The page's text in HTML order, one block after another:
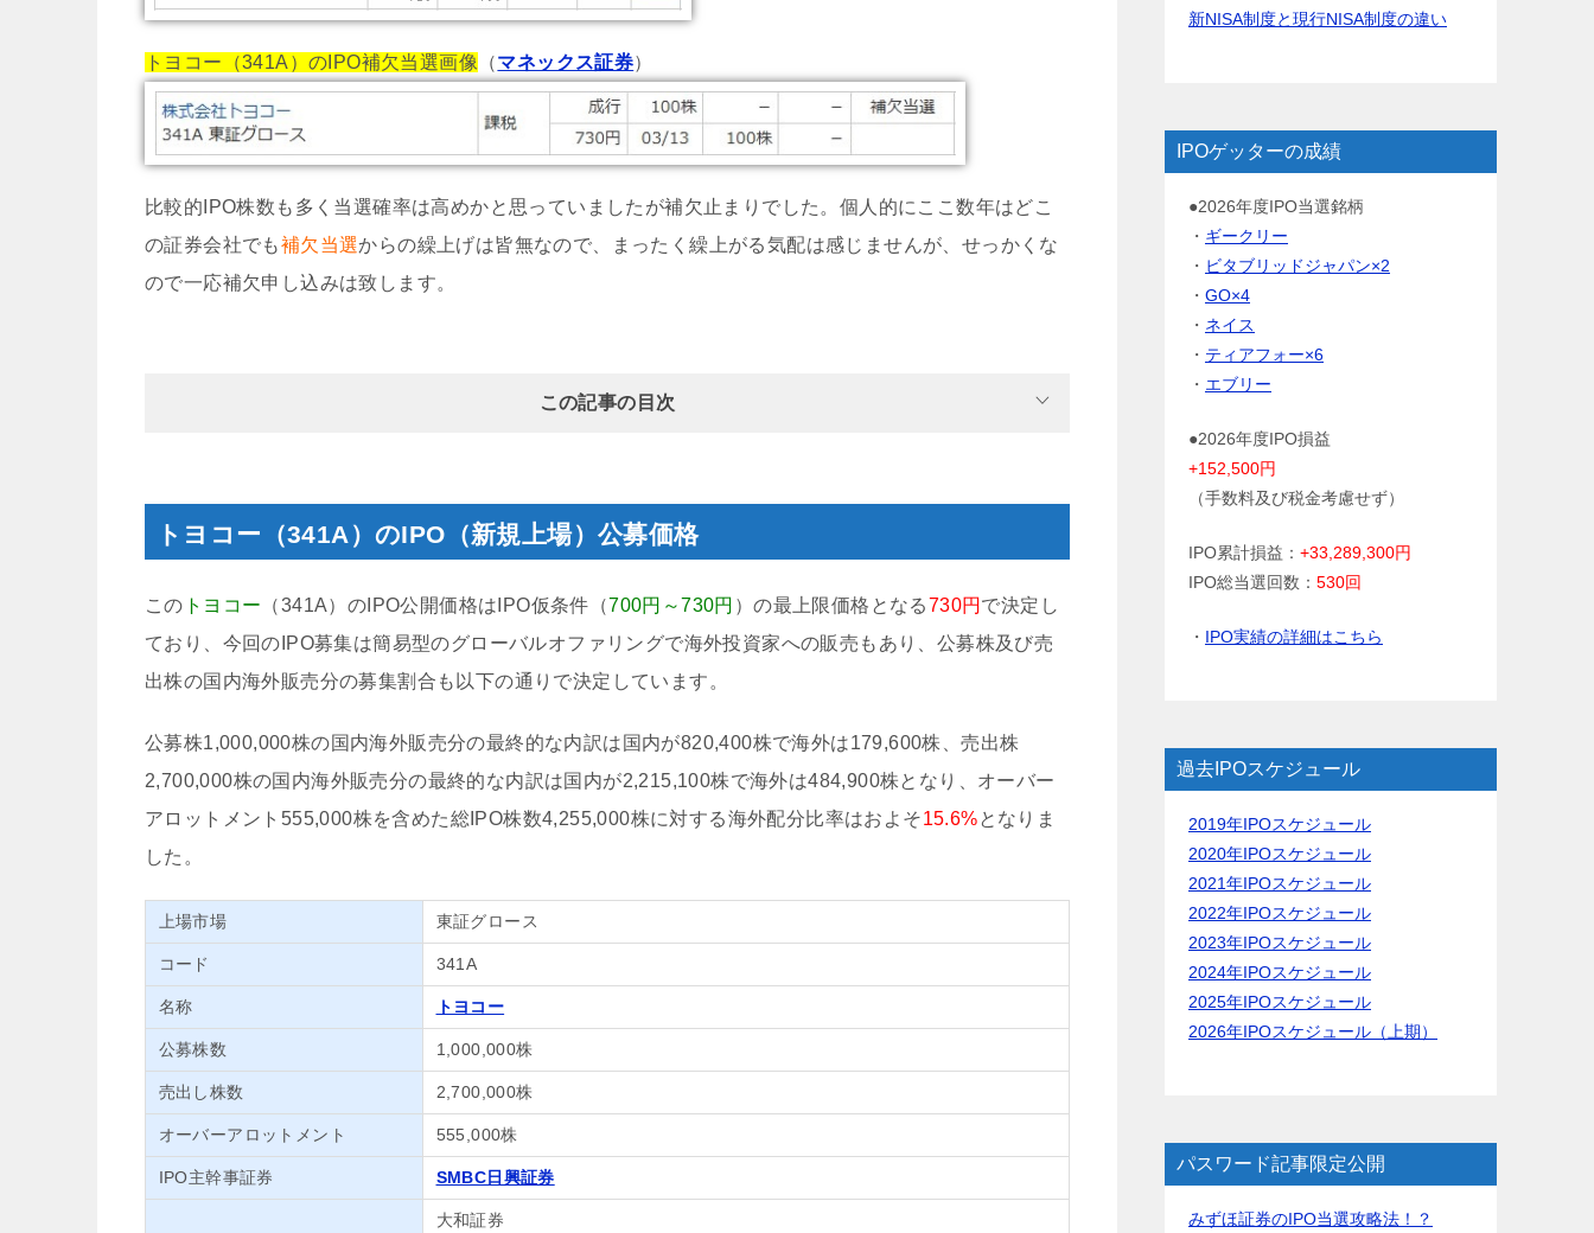
トヨコー（341A）のIPO補欠当選画像 （マネックス証券）
比較的IPO株数も多く当選確率は高めかと思っていましたが補欠止まりでした。個人的にここ数年はどこ
の証券会社でも補欠当選からの繰上げは皆無なので、まったく繰上がる気配は感じませんが、せっかくな
ので一応補欠申し込みは致します。
この記事の目次
トヨコー（341A）のIPO（新規上場）公募価格
この トヨコー （341A）のIPO公開価格はIPO仮条件（700円～730円 ）の最上限価格となる730円 で決定し
ており、今回のIPO募集は簡易型のグローバルオファリングで海外投資家への販売もあり、公募株及び売
出株の国内海外販売分の募集割合も以下の通りで決定しています。
公募株1,000,000株の国内海外販売分の最終的な内訳は国内が820,400株で海外は179,600株、売出株
2,700,000株の国内海外販売分の最終的な内訳は国内が2,215,100株で海外は484,900株となり、オーバー
アロットメント555,000株を含めた総IPO株数4,255,000株に対する海外配分比率はおよそ15.6%となりま
した。
上場市場 東証グロース
コード 341A
名称 トヨコー
公募株数 1,000,000株
売出し株数 2,700,000株
オーバーアロットメント 555,000株
IPO主幹事証券 SMBC日興証券
大和証券
新NISA制度と現行NISA制度の違い
IPOゲッターの成績
●2026年度IPO当選銘柄
・ ギークリー
・ ビタブリッドジャパン×2
・ GO×4
・ ネイス
・ ティアフォー×6
・ エブリー
●2026年度IPO損益
+152,500円
（手数料及び税金考慮せず）
IPO累計損益： +33,289,300円
IPO総当選回数： 530回
・ IPO実績の詳細はこちら
過去IPOスケジュール
2019年IPOスケジュール
2020年IPOスケジュール
2021年IPOスケジュール
2022年IPOスケジュール
2023年IPOスケジュール
2024年IPOスケジュール
2025年IPOスケジュール
2026年IPOスケジュール（上期）
パスワード記事限定公開
みずほ証券のIPO当選攻略法！？